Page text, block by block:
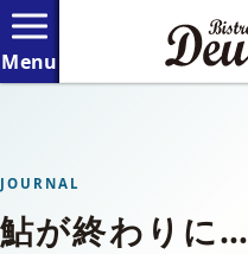
JOURNAL
鮎が終わりに…